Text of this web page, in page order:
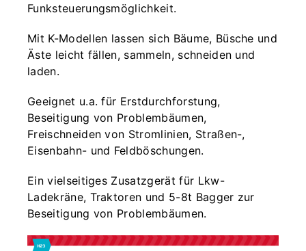
Funksteuerungsmöglichkeit.
Mit K-Modellen lassen sich Bäume, Büsche und
Äste leicht fällen, sammeln, schneiden und
laden.
Geeignet u.a. für Erstdurchforstung,
Beseitigung von Problembäumen,
Freischneiden von Stromlinien, Straßen-,
Eisenbahn- und Feldböschungen.
Ein vielseitiges Zusatzgerät für Lkw-
Ladekräne, Traktoren und 5-8t Bagger zur
Beseitigung von Problembäumen.